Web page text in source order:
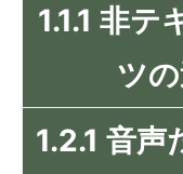
1.1.1 非テ
ツ
1.2.1 音声